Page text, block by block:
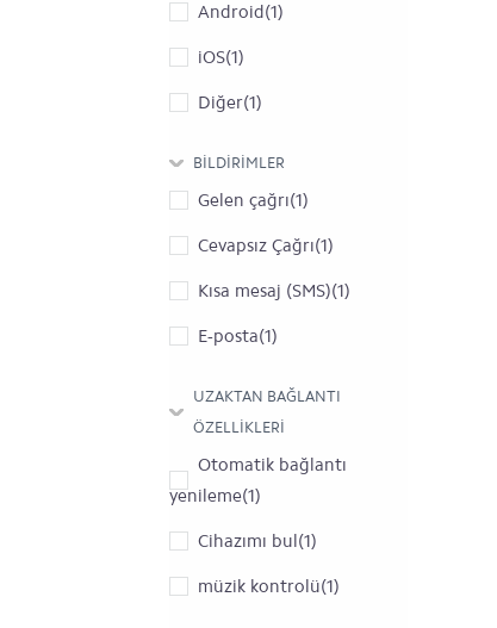
Android(1)
iOS(1)
Diğer(1)
BILDIRIMLER
Gelen çağrı(1)
Cevapsız Çağrı(1)
Kısa mesaj (SMS)(1)
E-posta(1)
Düşük pil uyarısı(1)
UZAKTAN BAĞLANTI
ÖZELLIKLERI
Otomatik bağlantı
yenileme(1)
Cihazımı bul(1)
müzik kontrolü(1)